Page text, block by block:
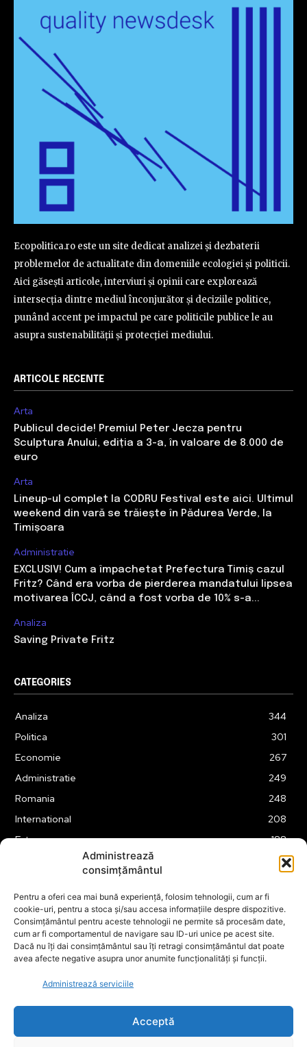
Administrează
consimțământul
Pentru a oferi cea mai bună experiență, folosim tehnologii, cum ar fi
cookie-uri, pentru a stoca și/sau accesa informațiile despre dispozitive.
Consimțământul pentru aceste tehnologii ne permite să procesăm date,
cum ar fi comportamentul de navigare sau ID-uri unice pe acest site.
Dacă nu îți dai consimțământul sau îți retragi consimțământul dat poate
avea afecte negative asupra unor anumite funcționalități și funcții.
Administrează serviciile
Acceptă
Ecopolitica.ro este un site dedicat analizei și dezbaterii
problemelor de actualitate din domeniile ecologiei și politicii.
Aici găsești articole, interviuri și opinii care explorează
intersecția dintre mediul înconjurător și deciziile politice,
punând accent pe impactul pe care politicile publice le au
asupra sustenabilității și protecției mediului.
ARTICOLE RECENTE
Arta
Publicul decide! Premiul Peter Jecza pentru
Sculptura Anului, ediția a 3-a, în valoare de 8.000 de
euro
Arta
Lineup-ul complet la CODRU Festival este aici. Ultimul
weekend din vară se trăiește în Pădurea Verde, la
Timișoara
Administratie
EXCLUSIV! Cum a împachetat Prefectura Timiș cazul
Fritz? Când era vorba de pierderea mandatului lipsea
motivarea ÎCCJ, când a fost vorba de 10% s-a...
Analiza
Saving Private Fritz
CATEGORIES
Analiza
344
Politica
301
Economie
267
Administratie
249
Romania
248
International
208
Externe
188
175
Tehnologie
Financiar
160
ABUZURI
158
Social
Educatie
Cultura
149